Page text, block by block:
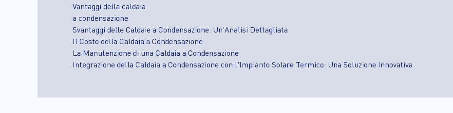
Vantaggi della caldaia
a condensazione
Svantaggi delle Caldaie a Condensazione: Un'Analisi Dettagliata
Il Costo della Caldaia a Condensazione
La Manutenzione di una Caldaia a Condensazione
Integrazione della Caldaia a Condensazione con l'Impianto Solare Termico: Una Soluzione Innovativa